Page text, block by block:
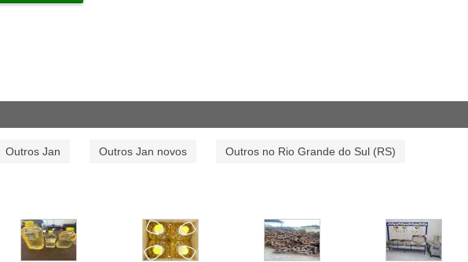
Outros Jan Outros Jan novos Outros no Rio Grande do Sul (RS)